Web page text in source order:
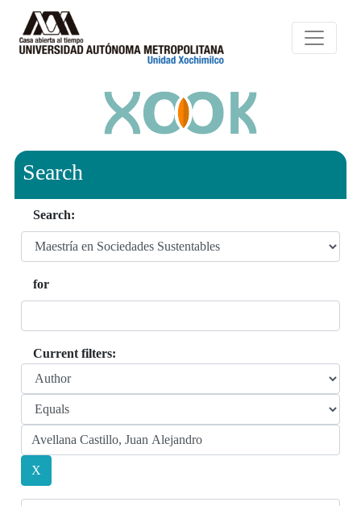
Search
Search:
for
Current filters: